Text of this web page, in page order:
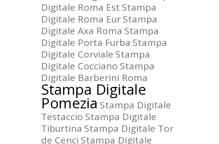
Digitale Roma Est Stampa
Digitale Roma EurStampa
Digitale Axa Roma Stampa
Digitale Porta Furba Stampa
Digitale Corviale Stampa
Digitale Cocciano Stampa
Digitale Barberini Roma
Stampa Digitale
Pomezia Stampa Digitale
Testaccio Stampa Digitale
Tiburtina Stampa Digitale Tor
de Cenci Stampa Digitale